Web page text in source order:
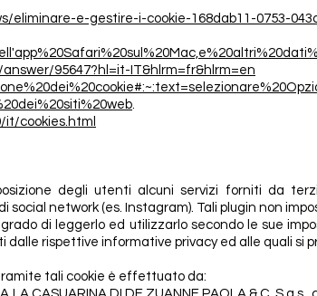
eliminare-e-gestire-i-cookie-168dab11-0753-
95647?hl=it-IT&hlrm=fr&hlrm=en
.
it/cookies.html
degli utenti alcuni servizi forniti da
network (es. Instagram). Tali plugin non
di leggerlo ed utilizzarlo secondo le sue
rispettive informative privacy ed alle quali si
tali cookie è effettuato da: